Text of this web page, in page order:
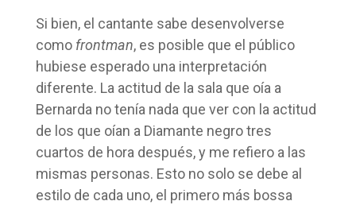
Si bien, el cantante sabe desenvolverse
como frontman, es posible que el público
hubiese esperado una interpretación
diferente. La actitud de la sala que oía a
Bernarda no tenía nada que ver con la actitud
de los que oían a Diamante negro tres
cuartos de hora después, y me refiero a las
mismas personas. Esto no solo se debe al
estilo de cada uno, el primero más bossa